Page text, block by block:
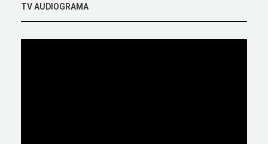
TV AUDIOGRAMA